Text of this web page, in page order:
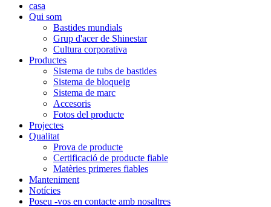
casa
Qui som
Bastides mundials
Grup d'acer de Shinestar
Cultura corporativa
Productes
Sistema de tubs de bastides
Sistema de bloqueig
Sistema de marc
Accesoris
Fotos del producte
Projectes
Qualitat
Prova de producte
Certificació de producte fiable
Matèries primeres fiables
Manteniment
Notícies
Poseu -vos en contacte amb nosaltres